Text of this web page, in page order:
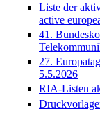
Liste der
active
41.
27.
5.5.2026
RIA-Listen